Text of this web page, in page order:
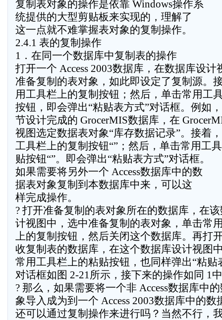
复制表对象的操作是依靠 Windows操作系
统提供的大型剪贴板来实现的，理解了
这一点就不难掌握表对象的复制操作。
2.4.1 表的复制操作
1．在同一个数据库中复制表的操作
打开一个 Access 2003数据库，在数据库设计
准备复制的表对象，如此即设定了复制源。
用工具栏上的复制按钮；然后，单击常用工
按钮，即会弹出“粘贴表方式”对话框。例如
节设计完成的 GrocerMIS数据库，在
视图选定数据表对象“库存数据记录”。接着
工具栏上的复制按钮“”；然后，单击常用工
贴按钮“”。即会弹出“粘贴表方式”对话框。
如果需要将另外一个 Access数据库中的数
据表对象复制到本数据库中来，可以这
样完成操作。
? 打开准备复制的表对象所在的数据库，在
计视图中，选中准备复制的表对象，单击常
上的复制按钮，然后关闭这个数据库。再打
收复制表的数据库，在这个数据库设计视图
常用工具栏上的粘贴按钮，也同样弹出“粘贴
对话框如图 2-21所示，接下来的操作如同 1
? 那么，如果需要将一个非 Access数据库中
象导入成为到一个 Access 2003数据库中的数
还可以通过复制操作来进行吗？当然不行，